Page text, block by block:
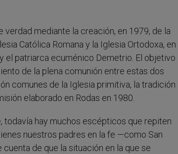
mediante la creación, en 1979, de la
Católica Romana y la Iglesia Ortodoxa, en
el patriarca ecuménico Demetrio. El objetivo
de la plena comunión entre estas dos
comunes de la Iglesia primitiva, la tradición
elaborado en Rodas en 1980.
todavía hay muchos escépticos que repiten
nuestros padres en la fe —como San
de que la situación en la que se